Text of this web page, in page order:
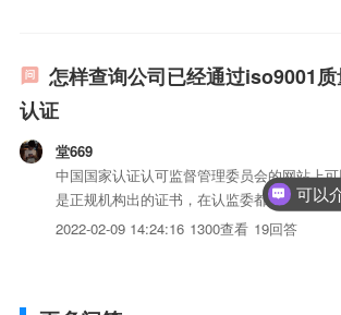
怎样查询公司已经通过iso9001
认证
堂669
中国国家认证认可监督管理委员会的网站上
是正规机构出的证书，在认监委都有登记的
询到公司iso认证流程建议，认证标准，发证
2022-02-09 14:24:16 1300查看 19回答